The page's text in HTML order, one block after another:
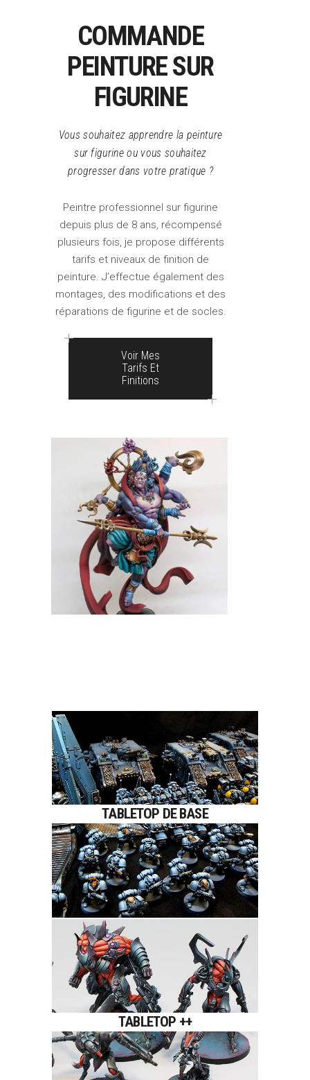
COMMANDE
PEINTURE SUR
FIGURINE
Vous souhaitez apprendre la peinture
sur figurine ou vous souhaitez
progresser dans votre pratique ?
Peintre professionnel sur figurine
depuis plus de 8 ans, récompensé
plusieurs fois, je propose différents
tarifs et niveaux de finition de
peinture. J’effectue également des
montages, des modifications et des
réparations de figurine et de socles.
Voir Mes
Tarifs Et
Finitions
TABLETOP DE BASE
TABLETOP DE BASE
Convient parfaitement pour tout
ce qui est jeu de plateau avec
énormément de figurine.
TABLETOP ++
TABLETOP ++
Niveau de peinture qui convient à
un grand nombre de figurines de
plateau qui ne passeront pas
inaperçues.